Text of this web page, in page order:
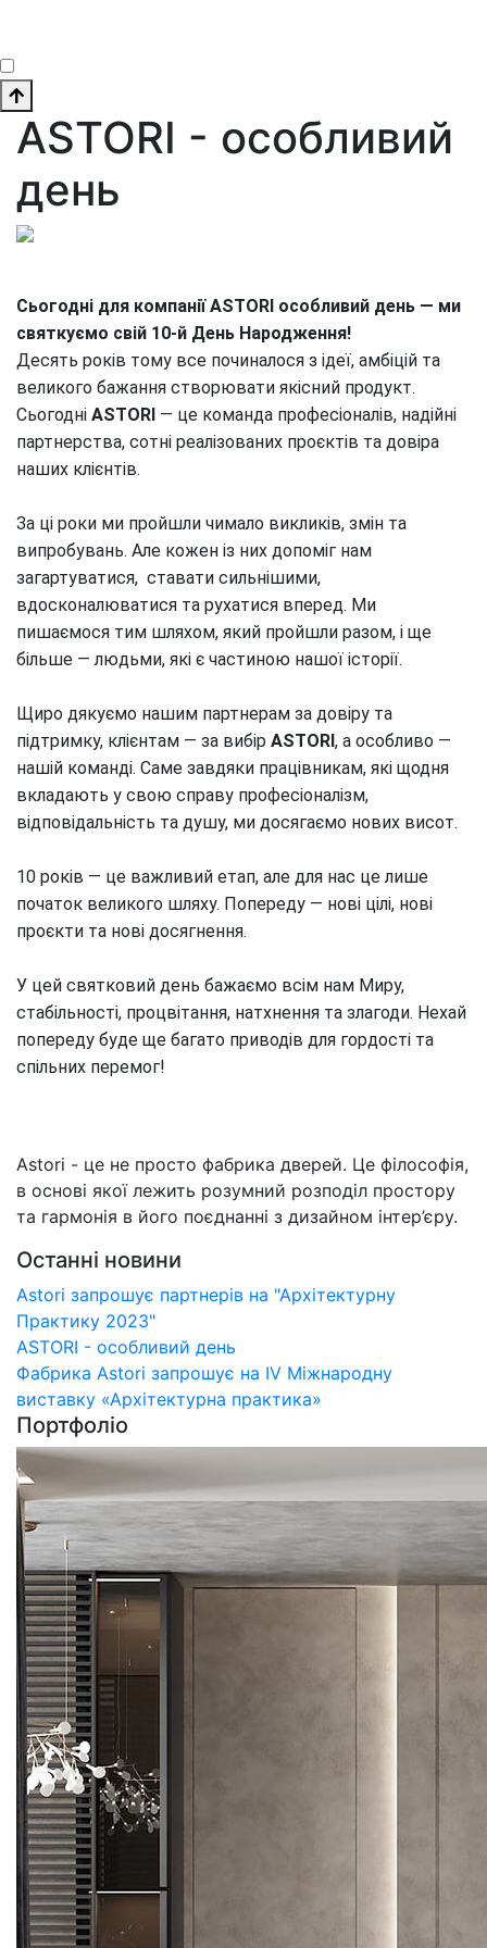
ASTORI - особливий
день
Сьогодні для компанії ASTORI особливий день — ми
святкуємо свій 10-й День Народження!
Десять років тому все починалося з ідеї, амбіцій та
великого бажання створювати якісний продукт.
Сьогодні ASTORI — це команда професіоналів, надійні
партнерства, сотні реалізованих проєктів та довіра
наших клієнтів.
За ці роки ми пройшли чимало викликів, змін та
випробувань. Але кожен із них допоміг нам
загартуватися,  ставати сильнішими,
вдосконалюватися та рухатися вперед. Ми
пишаємося тим шляхом, який пройшли разом, і ще
більше — людьми, які є частиною нашої історії.
Щиро дякуємо нашим партнерам за довіру та
підтримку, клієнтам — за вибір ASTORI, а особливо —
нашій команді. Саме завдяки працівникам, які щодня
вкладають у свою справу професіоналізм,
відповідальність та душу, ми досягаємо нових висот.
10 років — це важливий етап, але для нас це лише
початок великого шляху. Попереду — нові цілі, нові
проєкти та нові досягнення.
У цей святковий день бажаємо всім нам Миру,
стабільності, процвітання, натхнення та злагоди. Нехай
попереду буде ще багато приводів для гордості та
спільних перемог!
Astori - це не просто фабрика дверей. Це філософія,
в основі якої лежить розумний розподіл простору
та гармонія в його поєднанні з дизайном інтер’єру.
Останні новини
Astori запрошує партнерів на "Архітектурну
Практику 2023"
ASTORI - особливий день
Фабрика Astori запрошує на IV Міжнародну
виставку «Архітектурна практика»
Портфоліо